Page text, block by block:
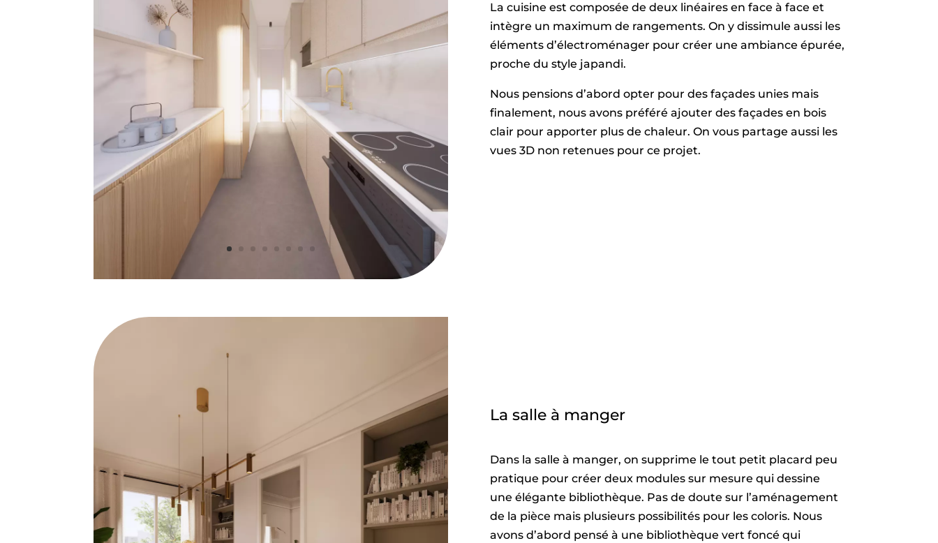
La cuisine est composée de deux linéaires en face à face et
intègre un maximum de rangements. On y dissimule aussi les
éléments d’électroménager pour créer une ambiance épurée,
proche du style japandi.
Nous pensions d’abord opter pour des façades unies mais
finalement, nous avons préféré ajouter des façades en bois
clair pour apporter plus de chaleur. On vous partage aussi les
vues 3D non retenues pour ce projet.
La salle à manger
Dans la salle à manger, on supprime le tout petit placard peu
pratique pour créer deux modules sur mesure qui dessine
une élégante bibliothèque. Pas de doute sur l’aménagement
de la pièce mais plusieurs possibilités pour les coloris. Nous
avons d’abord pensé à une bibliothèque vert foncé qui